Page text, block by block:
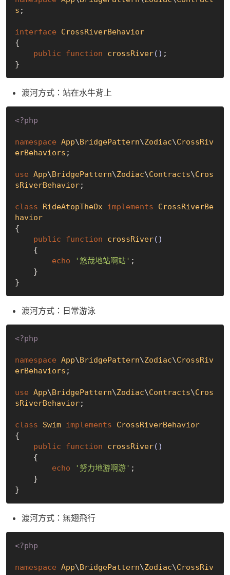
s ;
interface
CrossRiverBehavior
{
public
function crossRiver() ;
渡河方式：站在水牛背上
<?php
namespace App\BridgePattern\Zodiac\CrossRiv
erBehaviors ;
use App\BridgePattern\Zodiac\Contracts\Cros
sRiverBehavior;
class RideAtopTheOx implements
CrossRiverBe
havior
{
public
function crossRiver()
{
echo
'悠哉地站啊站' ;
渡河方式：日常游泳
<?php
namespace App\BridgePattern\Zodiac\CrossRiv
erBehaviors ;
use App\BridgePattern\Zodiac\Contracts\Cros
sRiverBehavior;
class Swim implements
CrossRiverBehavior
{
public
function crossRiver()
{
echo
'努力地游啊游' ;
渡河方式：無翅飛行
<?php
namespace App\BridgePattern\Zodiac\CrossRiv